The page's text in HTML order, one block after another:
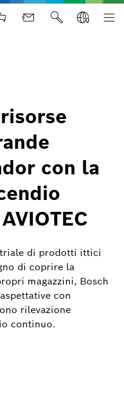
Life Safety Systems
con la
di prodotti ittici
di coprire la
magazzini, Bosch
con
rilevazione
continuo.